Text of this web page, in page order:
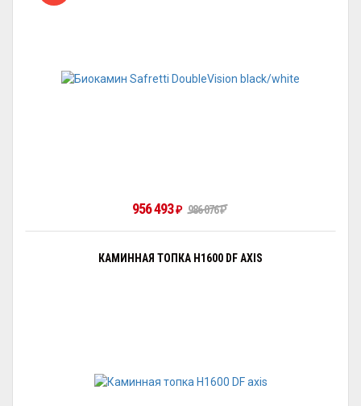
956 493₽ 986 076₽
КАМИННАЯ ТОПКА H1600 DF AXIS